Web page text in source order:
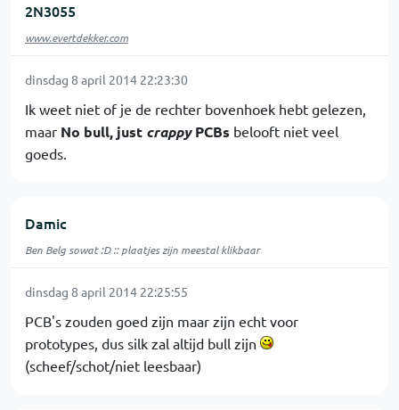
2N3055
www.evertdekker.com
dinsdag 8 april 2014 22:23:30
Ik weet niet of je de rechter bovenhoek hebt gelezen,
maar No bull, just crappyPCBs belooft niet veel
goeds.
Damic
Ben Belg sowat :D :: plaatjes zijn meestal klikbaar
dinsdag 8 april 2014 22:25:55
PCB's zouden goed zijn maar zijn echt voor
prototypes, dus silk zal altijd bull zijn
(scheef/schot/niet leesbaar)